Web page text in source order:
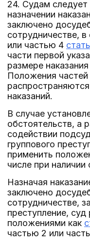
24. Судам следует
назначении
заключено
сотрудничестве,
или частью 4
части первой
размере
Положения частей
наказаний.
В случае
обстоятельств, а
содействии
группового
применить
числе при
Назначая
заключено
сотрудничестве,
преступление,
положениями как
частью 2 или